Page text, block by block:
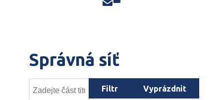
Správná síť
Zadejte část titulku štítku
Filtr Vyprázdnit